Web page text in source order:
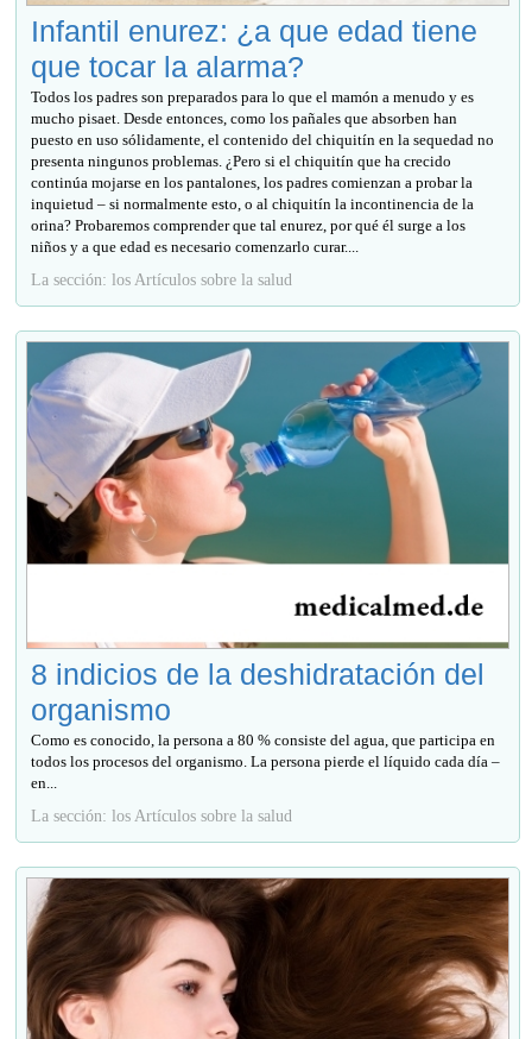
Infantil enurez: ¿a que edad tiene
que tocar la alarma?
Todos los padres son preparados para lo que el mamón a menudo y es
mucho pisaet. Desde entonces, como los pañales que absorben han
puesto en uso sólidamente, el contenido del chiquitín en la sequedad no
presenta ningunos problemas. ¿Pero si el chiquitín que ha crecido
continúa mojarse en los pantalones, los padres comienzan a probar la
inquietud – si normalmente esto, o al chiquitín la incontinencia de la
orina? Probaremos comprender que tal enurez, por qué él surge a los
niños y a que edad es necesario comenzarlo curar....
La sección: los Artículos sobre la salud
8 indicios de la deshidratación del
organismo
Como es conocido, la persona a 80 % consiste del agua, que participa en
todos los procesos del organismo. La persona pierde el líquido cada día –
en...
La sección: los Artículos sobre la salud